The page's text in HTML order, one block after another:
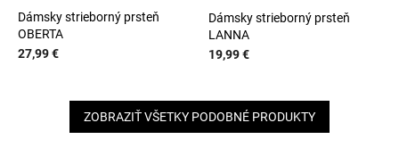
Dámsky strieborný prsteň
OBERTA
27,99 €
Dámsky strieborný prsteň
LANNA
19,99 €
ZOBRAZIŤ VŠETKY PODOBNÉ PRODUKTY